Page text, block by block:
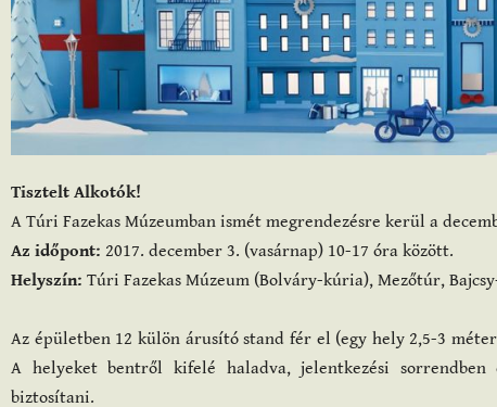
Tisztelt Alkotók!
A Túri Fazekas Múzeumban ismét megrendezésre kerül a
Az időpont: 2017. december 3. (vasárnap) 10-17 óra között.
Helyszín: Túri Fazekas Múzeum (Bolváry-kúria), Mezőtúr,
Az épületben 12 külön árusító stand fér el (egy hely 2,5-3
A helyeket bentről kifelé haladva, jelentkezési
biztosítani.